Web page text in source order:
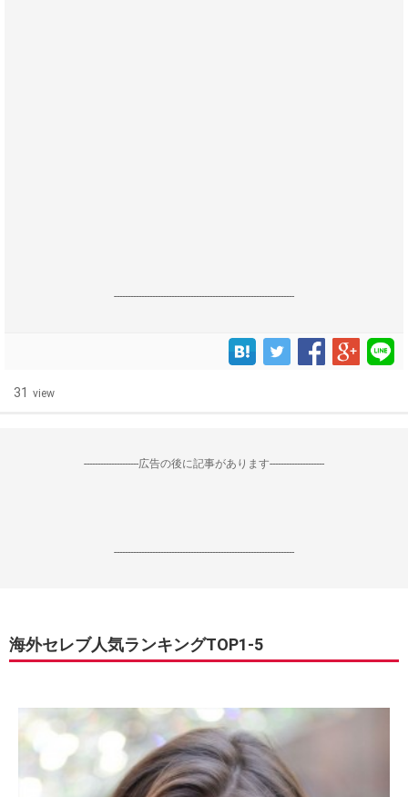
------------------------------------------------------------------
31 view
--------------------広告の後に記事があります--------------------
------------------------------------------------------------------
海外セレブ人気ランキングTOP1-5